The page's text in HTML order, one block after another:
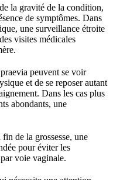
la gravité de la condition,
de symptômes. Dans
une surveillance étroite
visites médicales
peuvent se voir
et de se reposer autant
Dans les cas plus
abondants, une
de la grossesse, une
pour éviter les
voie vaginale.